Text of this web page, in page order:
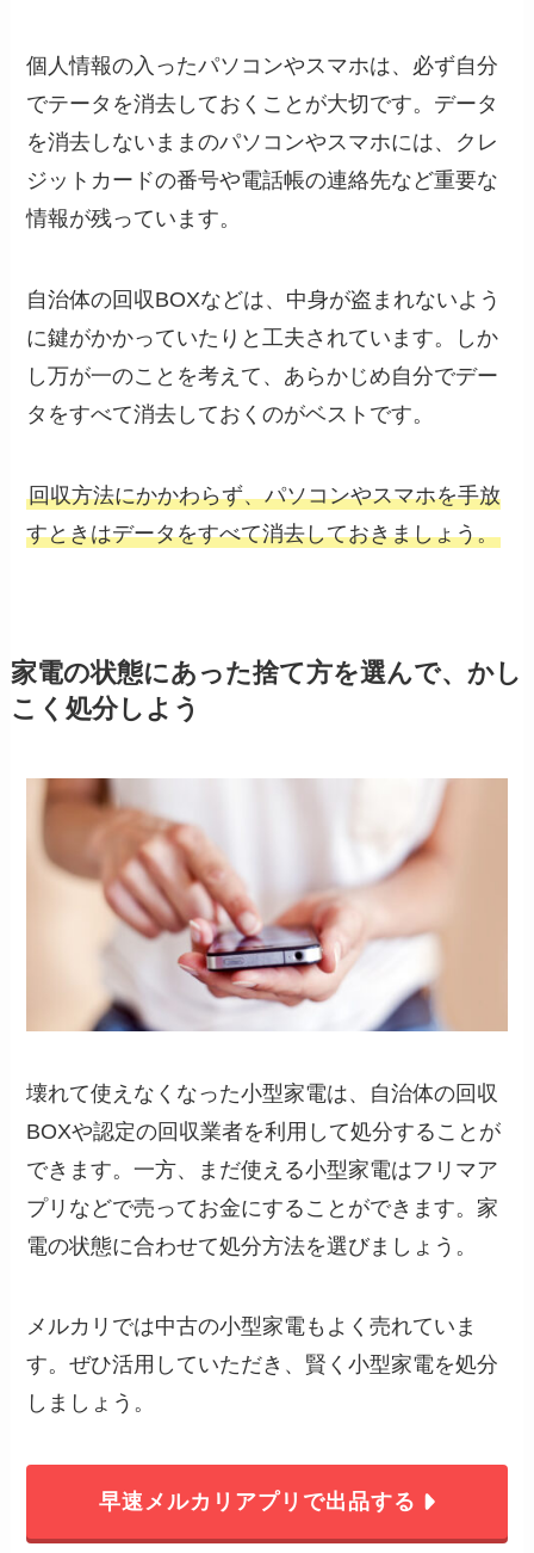
個人情報の入ったパソコンやスマホは、必ず自分
でテータを消去しておくことが大切です。データ
を消去しないままのパソコンやスマホには、クレ
ジットカードの番号や電話帳の連絡先など重要な
情報が残っています。
自治体の回収BOXなどは、中身が盗まれないよう
に鍵がかかっていたりと工夫されています。しか
し万が一のことを考えて、あらかじめ自分でデー
タをすべて消去しておくのがベストです。
回収方法にかかわらず、パソコンやスマホを手放
すときはデータをすべて消去しておきましょう。
家電の状態にあった捨て方を選んで、かし
こく処分しよう
壊れて使えなくなった小型家電は、自治体の回収
BOXや認定の回収業者を利用して処分することが
できます。一方、まだ使える小型家電はフリマア
プリなどで売ってお金にすることができます。家
電の状態に合わせて処分方法を選びましょう。
メルカリでは中古の小型家電もよく売れていま
す。ぜひ活用していただき、賢く小型家電を処分
しましょう。
早速メルカリアプリで出品する